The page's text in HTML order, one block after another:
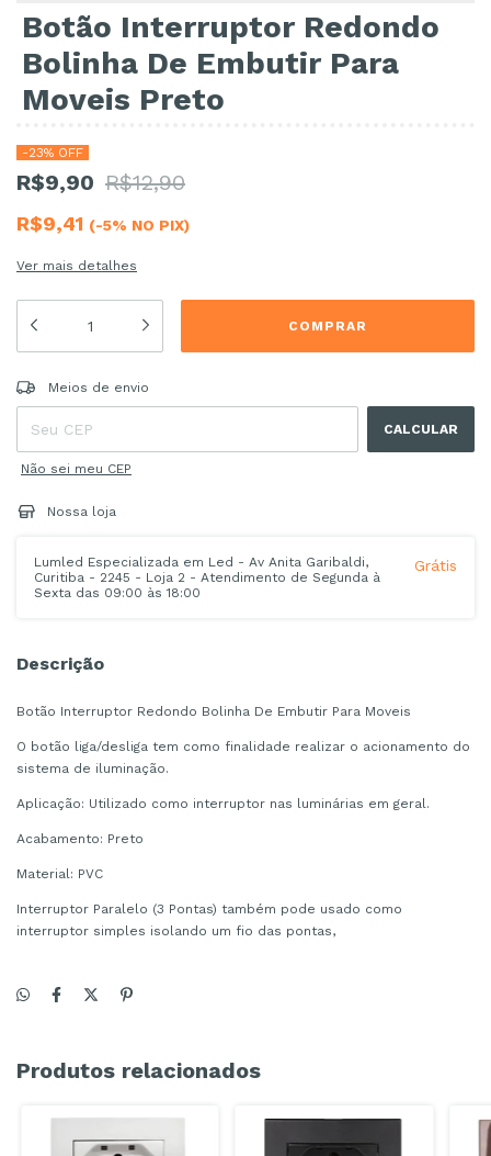
Botão Interruptor Redondo
Bolinha De Embutir Para
Moveis Preto
-23% OFF
R$9,90 R$12,90
R$9,41 (-5% NO PIX)
Ver mais detalhes
Entregas para o CEP:
Meios de envio
CALCULAR
Não sei meu CEP
Nossa loja
Lumled Especializada em Led - Av Anita Garibaldi,
Curitiba - 2245 - Loja 2 - Atendimento de Segunda à
Sexta das 09:00 às 18:00
Grátis
Descrição
Botão Interruptor Redondo Bolinha De Embutir Para Moveis
O botão liga/desliga tem como finalidade realizar o acionamento do
sistema de iluminação.
Aplicação: Utilizado como interruptor nas luminárias em geral.
Acabamento: Preto
Material: PVC
Interruptor Paralelo (3 Pontas) também pode usado como
interruptor simples isolando um fio das pontas,
Produtos relacionados